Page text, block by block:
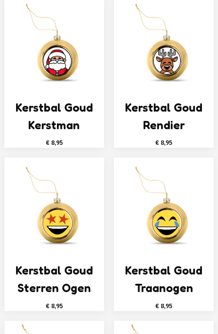
Kerstbal Goud
Kerstman
€8,95
Kerstbal Goud
Rendier
€ 8,95
Kerstbal Goud
Sterren Ogen
€8,95
Kerstbal Goud
Traanogen
€ 8,95